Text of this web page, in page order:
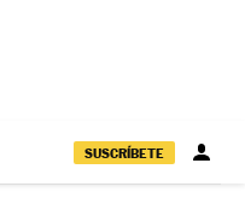
SUSCRÍBETE